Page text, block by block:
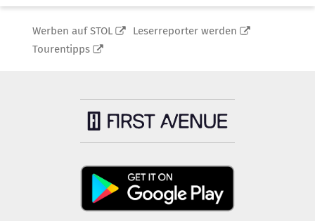
Werben auf STOL
Leserreporter werden
Tourentipps